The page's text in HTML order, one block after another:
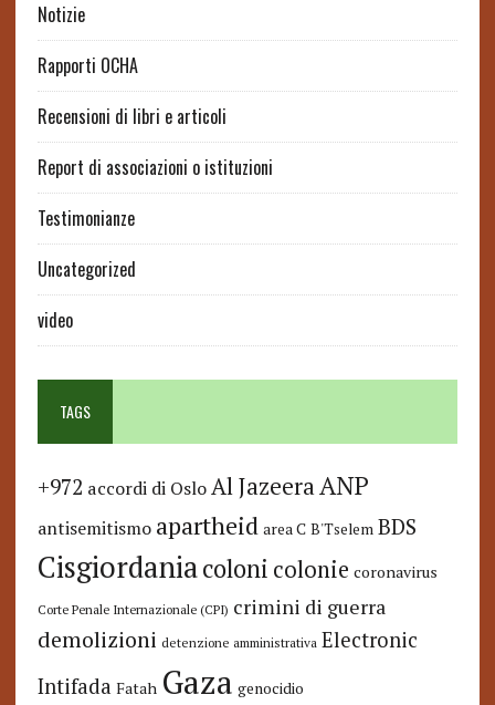
Notizie
Rapporti OCHA
Recensioni di libri e articoli
Report di associazioni o istituzioni
Testimonianze
Uncategorized
video
TAGS
+972 accordi di Oslo Al JazeeraANP
antisemitismo apartheid area C B'Tselem BDS
Cisgiordaniacoloni colonie coronavirus
Corte Penale Internazionale (CPI) crimini di guerra
demolizioni detenzione amministrativa Electronic
Intifada Fatah Gaza genocidio